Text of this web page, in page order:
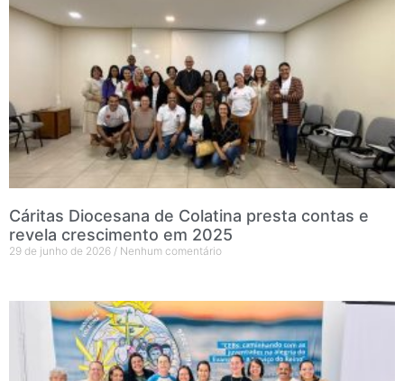
Cáritas Diocesana de Colatina presta contas e
revela crescimento em 2025
29 de junho de 2026 Nenhum comentário